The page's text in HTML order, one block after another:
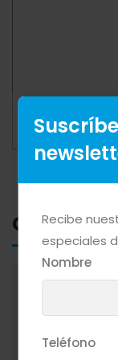
ADEREZOS
Recibe
especiales
Nombre
Teléfono